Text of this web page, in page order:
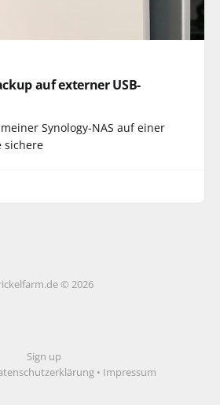
auf externer USB-
Synology-NAS auf einer
sichere
© 2026
Sign up
• Impressum